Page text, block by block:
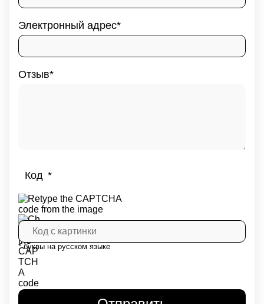
Электронный адрес
Отзыв
Код
* буквы на русском языке